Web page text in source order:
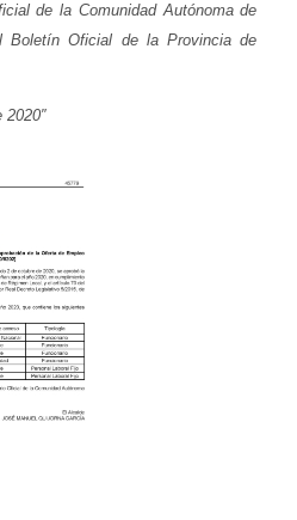
de la Comunidad Autónoma de
Boletín Oficial de la Provincia de
2020″